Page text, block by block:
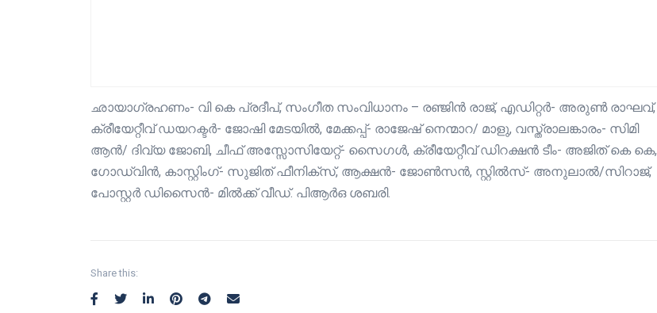
ഛായാഗ്രഹണം- വി കെ പ്രദീപ്, സംഗീത സംവിധാനം – രഞ്ജിൻ രാജ്, എഡിറ്റർ- അരുൺ രാഘവ്,
ക്രീയേറ്റീവ് ഡയറക്ടർ- ജോഷി മേടയിൽ, മേക്കപ്പ്- രാജേഷ് നെന്മാറ/ മാളു, വസ്ത്രാലങ്കാരം- സിമി
ആൻ/ ദിവ്യ ജോബി, ചീഫ് അസ്സോസിയേറ്റ്- സൈഗൾ, ക്രീയേറ്റീവ് ഡിറക്ഷൻ ടീം- അജിത് കെ കെ,
ഗോഡ്‌വിൻ, കാസ്റ്റിംഗ്- സുജിത് ഫീനിക്സ്, ആക്ഷൻ- ജോൺസൻ, സ്റ്റിൽസ്- അനുലാൽ/സിറാജ്,
പോസ്റ്റർ ഡിസൈൻ- മിൽക്ക് വീഡ്. പിആർഒ ശബരി.
Share this: